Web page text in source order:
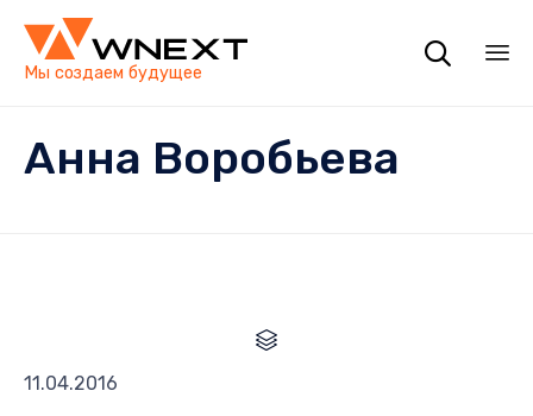
Мы создаем будущее

Анна Воробьева
Категория
11.04.2016